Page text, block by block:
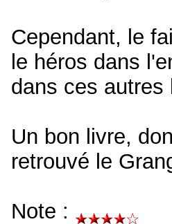
Cependant, le
le héros dans
dans ces
Un bon livre,
retrouvé le
Note :